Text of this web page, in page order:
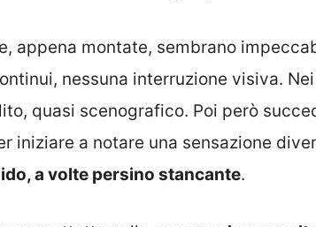
appena montate, sembrano
nessuna interruzione visiva.
quasi scenografico. Poi però
iniziare a notare una sensazione
a volte persino stancante.